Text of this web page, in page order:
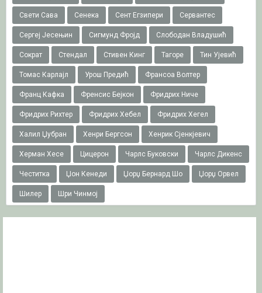
Свети Сава Сенека Сент Егзипери Сервантес
Сергеј Јесењин Сигмунд Фројд Слободан Владушић
Сократ Стендал Стивен Кинг Тагоре Тин Ујевић
Томас Карлајл Урош Предић Франсоа Волтер
Франц Кафка Френсис Бејкон Фридрих Ниче
Фридрих Рихтер Фридрих Хебел Фридрих Хегел
Халил Џубран Хенри Бергсон Хенрик Сјенкјевич
Херман Хесе Цицерон Чарлс Буковски Чарлс Дикенс
Честитка Џон Кенеди Џорџ Бернард Шо Џорџ Орвел
Шилер Шри Чинмој